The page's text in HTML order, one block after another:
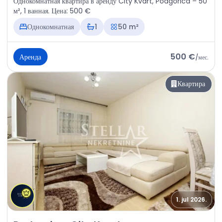
м², 1 ванная. Цена: 500 €
Однокомнатная
1 50 m²
Аренда 500 €/мес.
Квартира
1. jul 2026.